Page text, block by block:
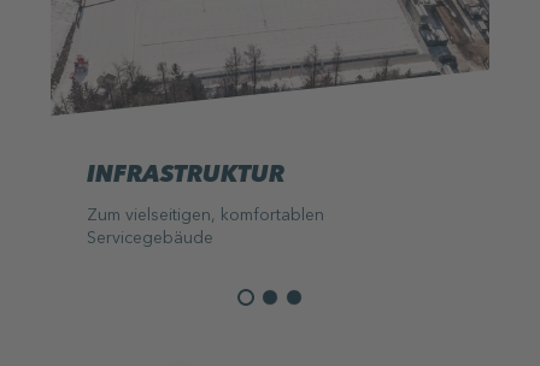
INFRASTRUKTUR
Zum vielseitigen, komfortablen
Servicegebäude